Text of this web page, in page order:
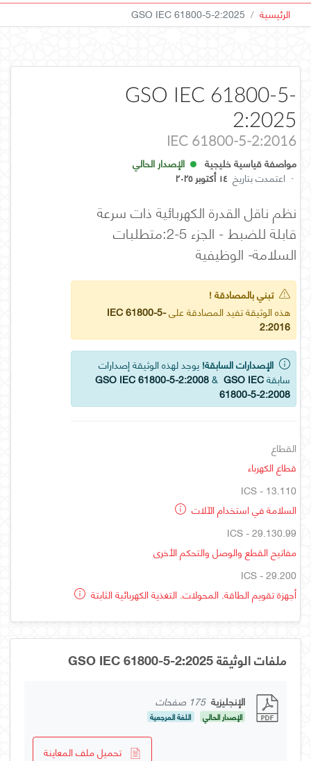
الرئيسية GSO IEC 61800-5-2:2025
GSO IEC 61800-5-
2:2025
IEC 61800-5-2:2016
مواصفة قياسية خليجية
الإصدار الحالي
· اعتمدت بتاريخ ١٤ أكتوبر ٢٠٢٥
نظم ناقل القدرة الكهربائية ذات سرعة
قابلة للضبط - الجزء 5-2:متطلبات
السلامة- الوظيفية
تبني بالمصادقة !
هذه الوثيقة تفيد المصادقة علىIEC 61800-5-
2:2016
الإصدارات السابقة! يوجد لهذه الوثيقة إصدارات
سابقة
GSO IEC 61800-5-2:2008& GSO IEC
61800-5-2:2008
القطاع
قطاع الكهرباء
ICS - 13.110
السلامة في استخدام الآلات
ICS - 29.130.99
مفاتيح القطع والوصل والتحكم الأخرى
ICS - 29.200
أجهزة تقويم الطاقة. المحولات. التغذية الكهربائية الثابتة
ملفات الوثيقة GSO IEC 61800-5-2:2025
الإنجليزية 175 صفحات
الإصدار الحالي اللغة المرجعية
تحميل ملف المعاينة